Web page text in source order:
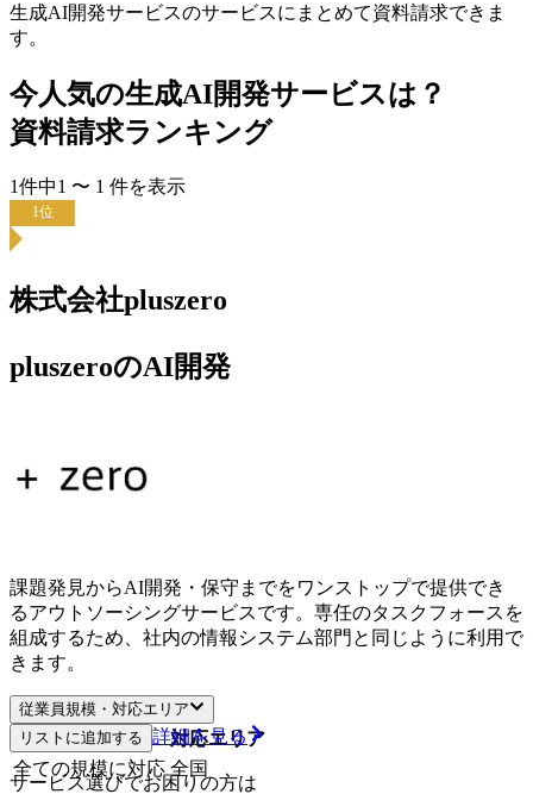
生成AI開発サービスのサービスにまとめて資料請求できま
す。
今人気の生成AI開発サービスは？
資料請求ランキング
1件中1 〜 1 件を表示
1位
株式会社pluszero
pluszeroのAI開発
課題発見からAI開発・保守までをワンストップで提供でき
るアウトソーシングサービスです。専任のタスクフォースを
組成するため、社内の情報システム部門と同じように利用で
きます。
従業員規模・対応エリア
従業員規模
対応エリア
全ての規模に対応 全国
リストに追加する 詳細を見る
サービス選びでお困りの方は